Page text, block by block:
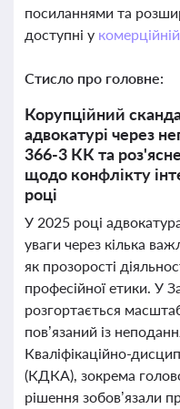
посиланнями та
доступні у
Стисло про головне:
Корупційний
адвокатурі через
366-3 КК та
щодо конфлікту
році
У 2025 році
уваги через кілька
як прозорості
професійної етики. У
розгортається
пов’язаний із
Кваліфікаційно-
(КДКА), зокрема
рішення зобов’язали